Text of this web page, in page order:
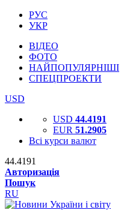
РУС
УКР
ВІДЕО
ФОТО
НАЙПОПУЛЯРНІШІ
СПЕЦПРОЕКТИ
USD
USD 44.4191
EUR 51.2905
Всі курси валют
44.4191
Авторизація
Пошук
RU